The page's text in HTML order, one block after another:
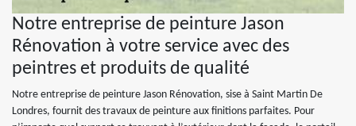
Notre entreprise de peinture Jason
Rénovation à votre service avec des
peintres et produits de qualité
Notre entreprise de peinture Jason Rénovation, sise à Saint Martin De
Londres, fournit des travaux de peinture aux finitions parfaites. Pour